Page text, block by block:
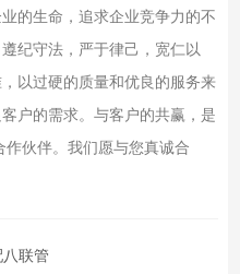
生命，追求企业竞争力的不
纪守法，严于律己，宽仁以
以过硬的质量和优良的服务来
户的需求。与客户的共赢，是
伙伴。我们愿与您真诚合
联管